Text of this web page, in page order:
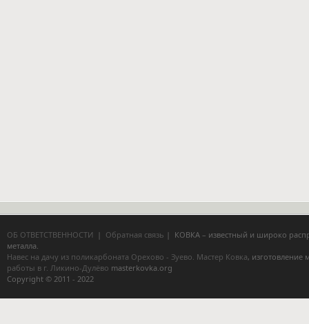
ОБ ОТВЕТСТВЕННОСТИ | Обратная связь | КОВКА – известный и широко
металла.
Навес на дачу из поликарбоната Орехово - Зуево. Мастер Ковка, изготовление
работы в г. Ликино-Дулёво masterkovka.org
Copyright © 2011 - 2022